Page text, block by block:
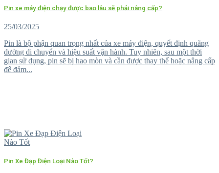
Pin xe máy điện chạy được bao lâu sẽ phải nâng cấp?
25/03/2025
Pin là bộ phận quan trọng nhất của xe máy điện, quyết định quãng
đường di chuyển và hiệu suất vận hành. Tuy nhiên, sau một thời
gian sử dụng, pin sẽ bị hao mòn và cần được thay thế hoặc nâng cấp
để đảm...
Pin Xe Đạp Điện Loại Nào Tốt?